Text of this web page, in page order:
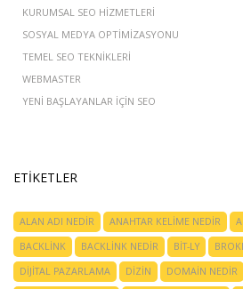
KURUMSAL SEO HIZMETLERI
SOSYAL MEDYA OPTIMIZASYONU
TEMEL SEO TEKNIKLERI
WEBMASTER
YENI BAŞLAYANLAR IÇIN SEO
ETIKETLER
ALAN ADI NEDIR ANAHTAR KELIME NEDIR
BACKLINK
BACKLINK NEDIR BIT-LY
DIJITAL PAZARLAMA
DIZIN DOMAIN NEDIR